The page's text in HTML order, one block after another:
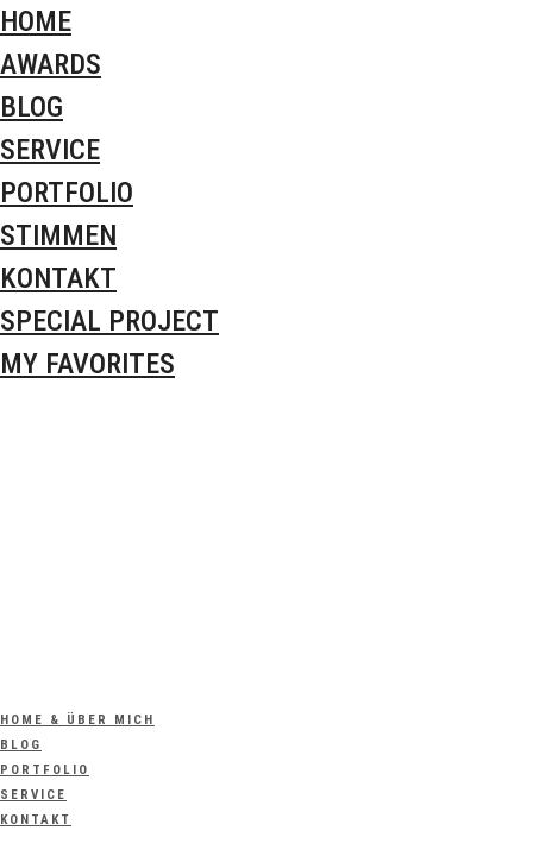
HOME
AWARDS
BLOG
SERVICE
PORTFOLIO
STIMMEN
KONTAKT
SPECIAL PROJECT
MY FAVORITES
HOME & ÜBER MICH
BLOG
PORTFOLIO
SERVICE
KONTAKT